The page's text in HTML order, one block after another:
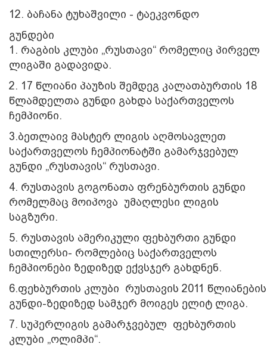
12. ბაჩანა ტუხაშვილი - ტაეკვონდო
გუნდები
1. რაგბის კლუბი „რუსთავი“ რომელიც პირველ
ლიგაში გადავიდა.
2. 17 წლიანი პაუზის შემდეგ კალათბურთის 18
წლამდელთა გუნდი გახდა საქართველოს
ჩემპიონი.
3.ბეთლაივ მასტერ ლიგის აღმოსავლეთ
საქართველოს ჩემპიონატში გამარჯვებულ
გუნდი „რუსთავის“ რუსთავი.
4. რუსთავის გოგონათა ფრენბურთის გუნდი
რომელმაც მოიპოვა უმაღლესი ლიგის
საგზური.
5. რუსთავის ამერიკული ფეხბურთი გუნდი
სთილერსი- რომლებიც საქართველოს
ჩემპიონები ზედიზედ ექვსჯერ გახდნენ.
6.ფეხბურთის კლუბი რუსთავის 2011 წლიანების
გუნდი-ზედიზედ სამჯერ მოიგეს ელიტ ლიგა.
7. სუპერლიგის გამარჯვებულ ფეხბურთის
კლუბი „ოლიმპი“.